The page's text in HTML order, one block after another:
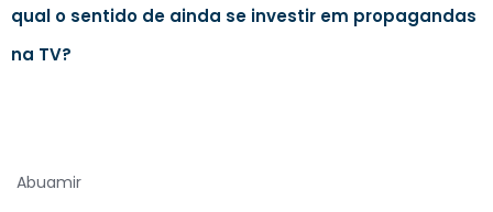
qual o sentido de ainda se investir em propagandas
na TV?
Abuamir